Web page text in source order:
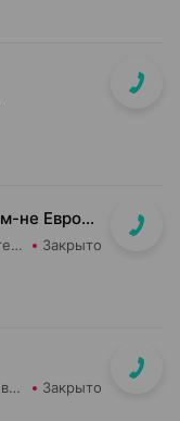
ул. Есенина, д. 76-1 (ТЦ Maximus, в м-не Евроопт Super)
АстраФарма Кладовая здоровья ООО Аптека №9 Закрыто
ФармОстров ООО Аптека №9 на Рокоссовского Закрыто